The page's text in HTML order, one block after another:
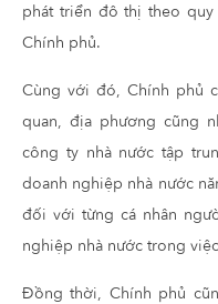
phát triển đô thị theo
Chính phủ.
Cùng với đó, Chính phủ
quan, địa phương cũng
công ty nhà nước tập
doanh nghiệp nhà nước
đối với từng cá nhân
nghiệp nhà nước trong
Đồng thời, Chính phủ